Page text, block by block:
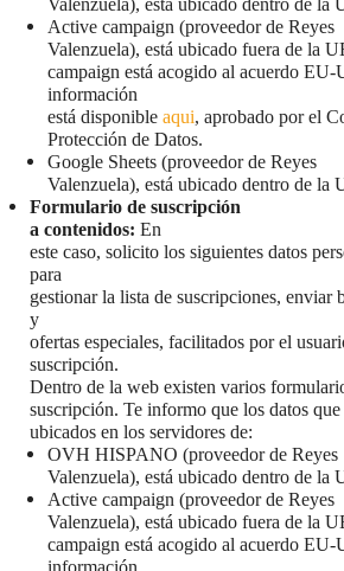
Valenzuela), está ubicado dentro de la
Active campaign (proveedor de Reyes
Valenzuela), está ubicado fuera de la
campaign está acogido al acuerdo
información
está disponible aqui, aprobado por el
Protección de Datos.
Google Sheets (proveedor de Reyes
Valenzuela), está ubicado dentro de la
Formulario de suscripción
a contenidos: En
este caso, solicito los siguientes datos
para
gestionar la lista de suscripciones, enviar
y
ofertas especiales, facilitados por el
suscripción.
Dentro de la web existen varios
suscripción. Te informo que los datos que
ubicados en los servidores de:
OVH HISPANO (proveedor de Reyes
Valenzuela), está ubicado dentro de la
Active campaign (proveedor de Reyes
Valenzuela), está ubicado fuera de la
campaign está acogido al acuerdo